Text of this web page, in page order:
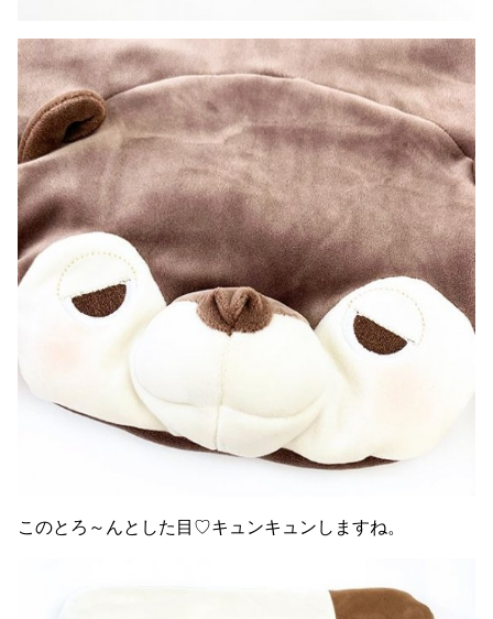
このとろ～んとした目♡キュンキュンしますね。